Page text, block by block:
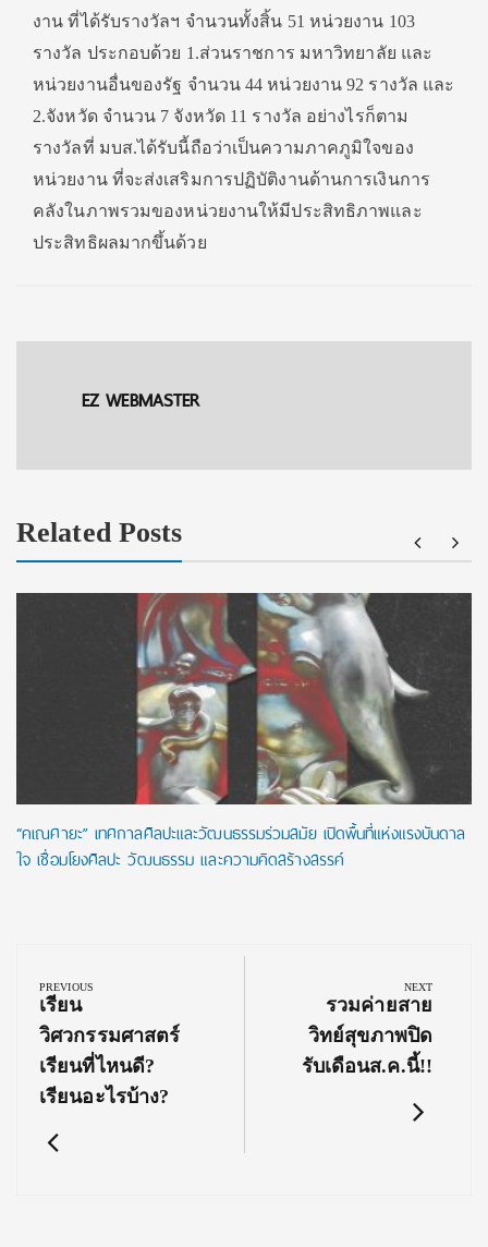
งาน ที่ได้รับรางวัลฯ จำนวนทั้งสิ้น 51 หน่วยงาน 103
รางวัล ประกอบด้วย 1.ส่วนราชการ มหาวิทยาลัย และ
หน่วยงานอื่นของรัฐ จำนวน 44 หน่วยงาน 92 รางวัล และ
2.จังหวัด จำนวน 7 จังหวัด 11 รางวัล อย่างไรก็ตาม
รางวัลที่ มบส.ได้รับนี้ถือว่าเป็นความภาคภูมิใจของ
หน่วยงาน ที่จะส่งเสริมการปฏิบัติงานด้านการเงินการ
คลังในภาพรวมของหน่วยงานให้มีประสิทธิภาพและ
ประสิทธิผลมากขึ้นด้วย
EZ WEBMASTER
Related Posts
“คเณศายะ” เทศกาลศิลปะและวัฒนธรรมร่วมสมัย เปิดพื้นที่แห่งแรงบันดาล
ใจ เชื่อมโยงศิลปะ วัฒนธรรม และความคิดสร้างสรรค์
navigation
PREVIOUS
Previous
Post:
เรียน
วิศวกรรมศาสตร์
เรียนที่ไหนดี?
เรียนอะไรบ้าง?
NEXT
Next
Post:
รวมค่ายสาย
วิทย์สุขภาพปิด
รับเดือนส.ค.นี้!!